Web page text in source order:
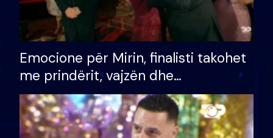
Emocione për Mirin, finalisti takohet
me prindërit, vajzën dhe
bashkëshorten: S’kemi ndonjë letër
divorci apo jo?